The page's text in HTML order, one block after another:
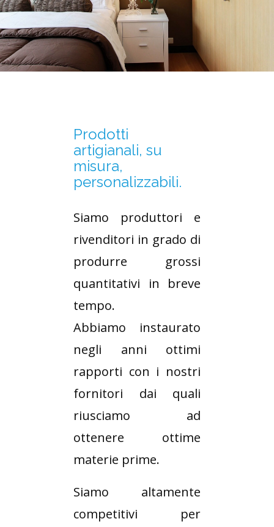
Prodotti
artigianali, su
misura,
personalizzabili.
Siamo produttori e
rivenditori in grado di
produrre grossi
quantitativi in breve
tempo.
Abbiamo instaurato
negli anni ottimi
rapporti con i nostri
fornitori dai quali
riusciamo ad
ottenere ottime
materie prime.
Siamo altamente
competitivi per